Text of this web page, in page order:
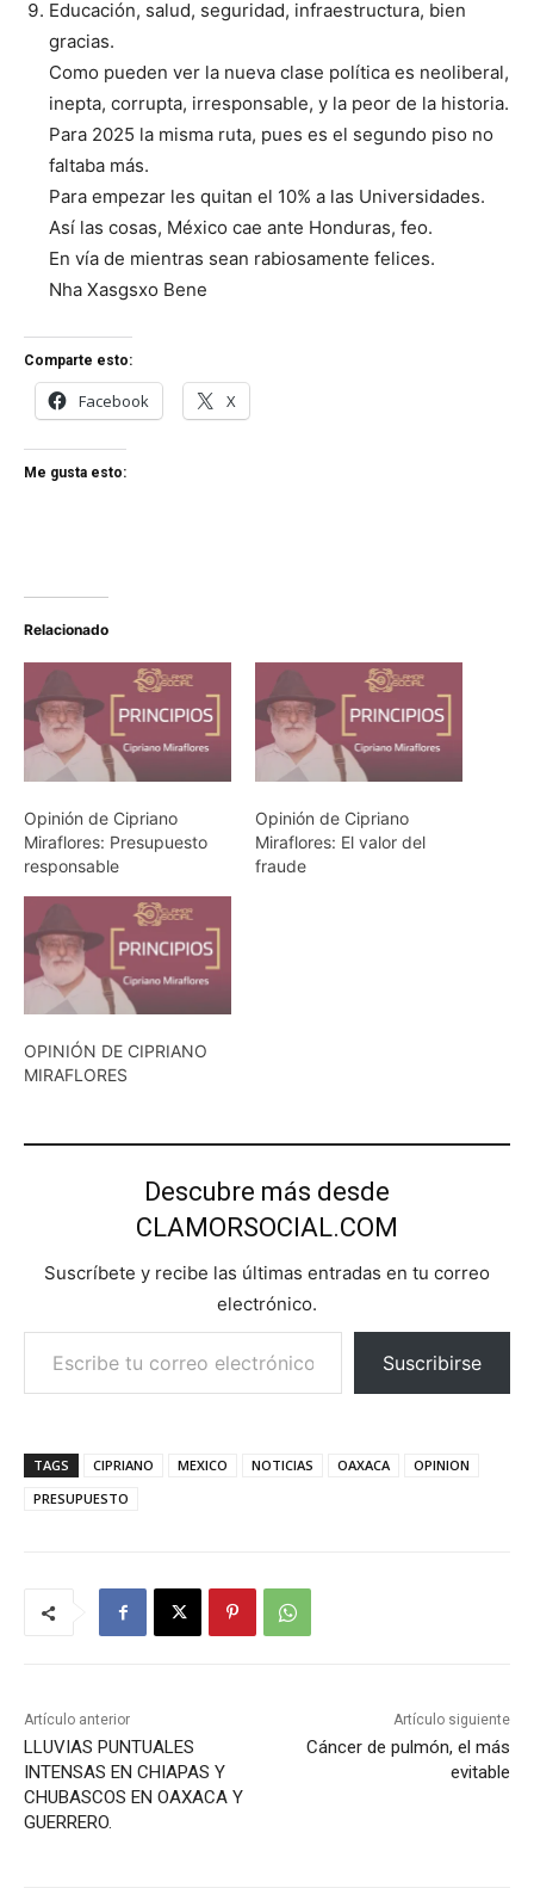
Educación, salud, seguridad, infraestructura, bien
gracias.
Como pueden ver la nueva clase política es neoliberal,
inepta, corrupta, irresponsable, y la peor de la historia.
Para 2025 la misma ruta, pues es el segundo piso no
faltaba más.
Para empezar les quitan el 10% a las Universidades.
Así las cosas, México cae ante Honduras, feo.
En vía de mientras sean rabiosamente felices.
Nha Xasgsxo Bene
Comparte esto:
Facebook X
Me gusta esto:
Relacionado
Opinión de Cipriano
Miraflores: Presupuesto
responsable
Opinión de Cipriano
Miraflores: El valor del
fraude
OPINIÓN DE CIPRIANO
MIRAFLORES
Descubre más desde
CLAMORSOCIAL.COM
Suscríbete y recibe las últimas entradas en tu correo
electrónico.
Escribe tu correo electrónico…
Suscribirse
TAGS CIPRIANO MEXICO NOTICIAS OAXACA
OPINION
PRESUPUESTO
Artículo anterior
LLUVIAS PUNTUALES
INTENSAS EN CHIAPAS Y
CHUBASCOS EN OAXACA Y
GUERRERO.
Artículo siguiente
Cáncer de pulmón, el más
evitable